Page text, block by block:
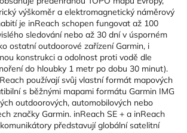
výškoměr a elektromagnetický náměrový
je inReach schopen fungovat až 100
sledování nebo až 30 dní v úsporném
ostatní outdoorové zařízení Garmin, i
konstrukci a odolnost proti vodě dle
do hloubky 1 metr po dobu 30 minut).
používají svůj vlastní formát mapových
s běžnými mapami formátu Garmin IMG
outdoorových, automobilových nebo
značky Garmin. inReach SE + a inReach
představují globální satelitní